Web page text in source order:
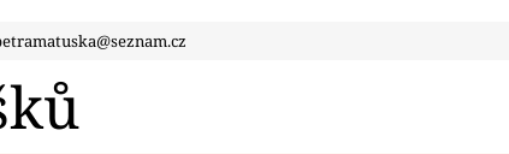
@seznam.cz